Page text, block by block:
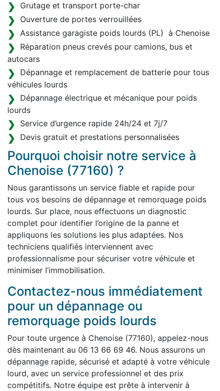
Grutage et transport porte-char
Ouverture de portes verrouillées
Assistance garagiste poids lourds (PL) à Chenoise
Réparation pneus crevés pour camions, bus et
autocars
Dépannage et remplacement de batterie pour tous
véhicules lourds
Dépannage électrique et mécanique pour poids
lourds
Service d’urgence rapide 24h/24 et 7j/7
Devis gratuit et prestations personnalisées
Pourquoi choisir notre service à
Chenoise (77160) ?
Nous garantissons un service fiable et rapide pour
tous vos besoins de dépannage et remorquage poids
lourds. Sur place, nous effectuons un diagnostic
complet pour identifier l’origine de la panne et
appliquons les solutions les plus adaptées. Nos
techniciens qualifiés interviennent avec
professionnalisme pour sécuriser votre véhicule et
minimiser l’immobilisation.
Contactez-nous immédiatement
pour un dépannage ou
remorquage poids lourds
Pour toute urgence à Chenoise (77160), appelez-nous
dès maintenant au 06 13 66 69 46. Nous assurons un
dépannage rapide, sécurisé et adapté à votre véhicule
lourd, avec un service professionnel et des prix
compétitifs. Notre équipe est prête à intervenir à